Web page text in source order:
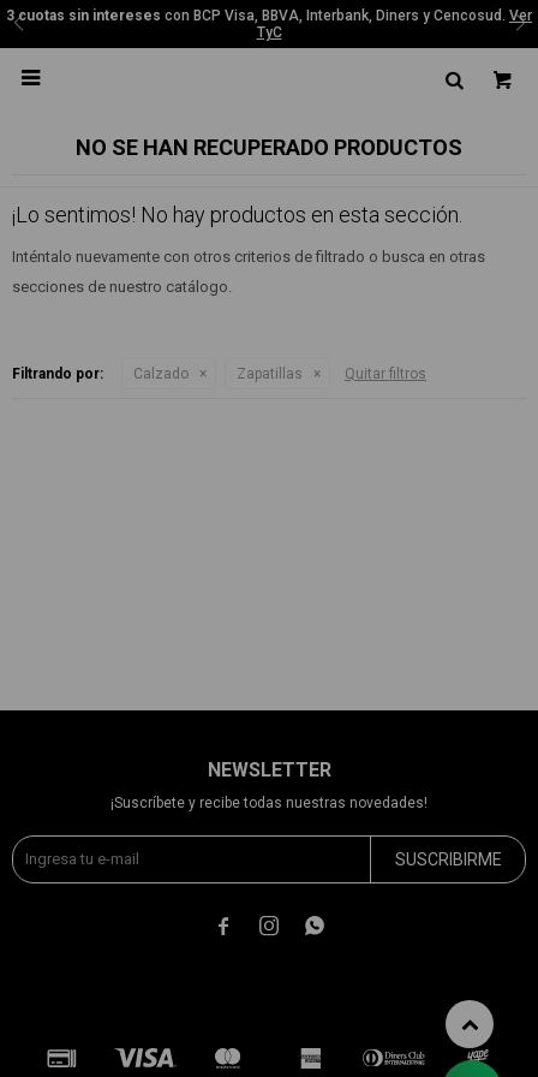
3 cuotas sin intereses con BCP Visa, BBVA, Interbank, Diners y Cencosud. Ver
TyC

NO SE HAN RECUPERADO PRODUCTOS
¡Lo sentimos! No hay productos en esta sección.
Inténtalo nuevamente con otros criterios de filtrado o busca en otras
secciones de nuestro catálogo.
Filtrando por: Calzado Zapatillas Quitar filtros
NEWSLETTER
¡Suscríbete y recibe todas nuestras novedades!
SUSCRIBIRME
  